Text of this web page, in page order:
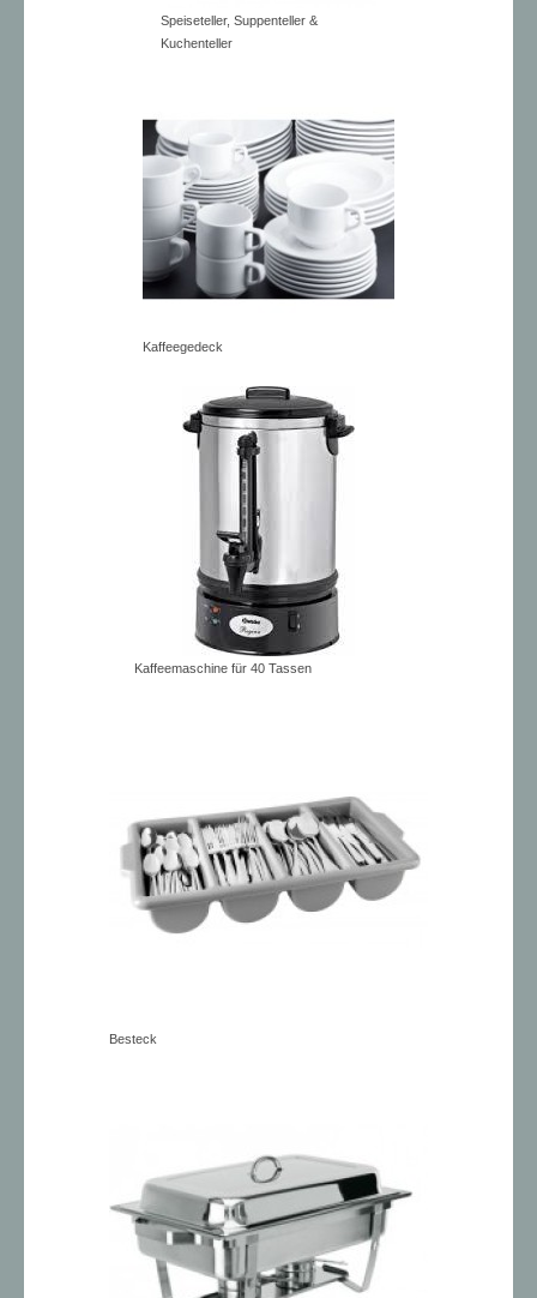
Speiseteller, Suppenteller &
Kuchenteller
Kaffeegedeck
Kaffeemaschine für 40 Tassen
Besteck